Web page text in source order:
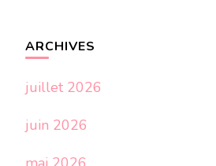
ARCHIVES
juillet 2026
juin 2026